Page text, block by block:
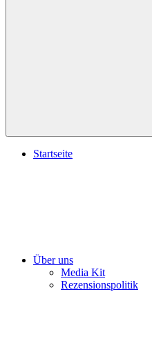
Startseite
Über uns
Media Kit
Rezensionspolitik